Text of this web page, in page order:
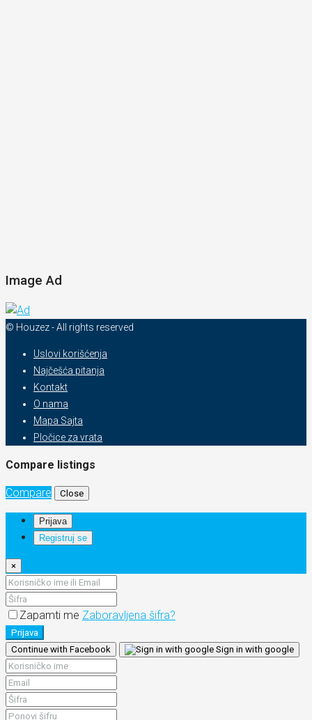
Image Ad
© Houzez - All rights reserved
Uslovi korišćenja
Najčešća pitanja
Kontakt
O nama
Mapa Sajta
Pločice za vrata
Compare listings
Compare Close
Prijava
Registruj se
×
Zapamti me Zaboravljena šifra?
Prijava
Continue with Facebook
Sign in with google